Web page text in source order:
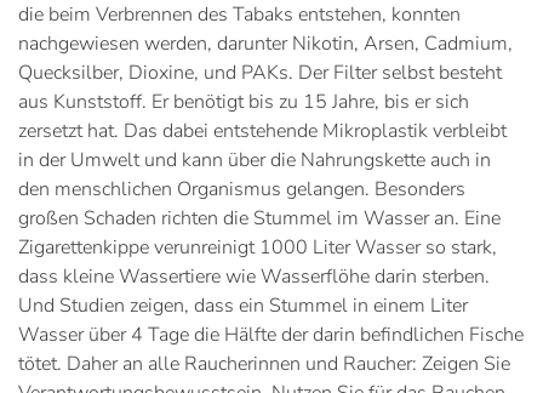
die beim Verbrennen des Tabaks entstehen, konnten
nachgewiesen werden, darunter Nikotin, Arsen, Cadmium,
Quecksilber, Dioxine, und PAKs. Der Filter selbst besteht
aus Kunststoff. Er benötigt bis zu 15 Jahre, bis er sich
zersetzt hat. Das dabei entstehende Mikroplastik verbleibt
in der Umwelt und kann über die Nahrungskette auch in
den menschlichen Organismus gelangen. Besonders
großen Schaden richten die Stummel im Wasser an. Eine
Zigarettenkippe verunreinigt 1000 Liter Wasser so stark,
dass kleine Wassertiere wie Wasserflöhe darin sterben.
Und Studien zeigen, dass ein Stummel in einem Liter
Wasser über 4 Tage die Hälfte der darin befindlichen Fische
tötet. Daher an alle Raucherinnen und Raucher: Zeigen Sie